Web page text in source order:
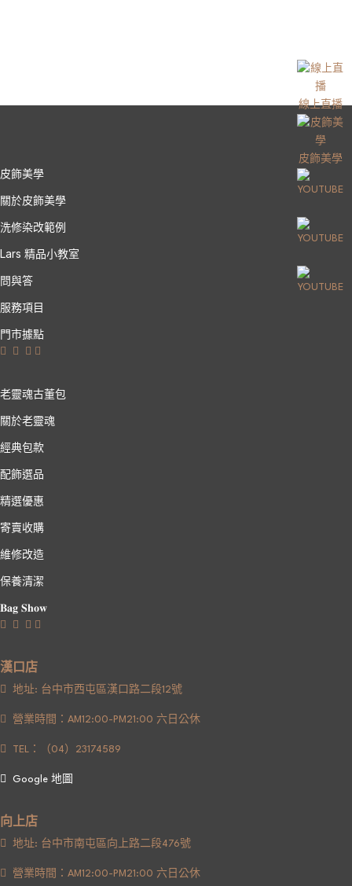
皮飾美學
關於皮飾美學
洗修染改範例
Lars 精品小教室
問與答
服務項目
門市據點
老靈魂古董包
關於老靈魂
經典包款
配飾選品
精選優惠
寄賣收購
維修改造
保養清潔
𝐁𝐚𝐠 𝐒𝐡𝐨𝐰
漢口店
地址: 台中市西屯區漢口路二段12號
營業時間：AM12:00-PM21:00 六日公休
TEL：（04）23174589
Google 地圖
向上店
地址: 台中市南屯區向上路二段476號
營業時間：AM12:00-PM21:00 六日公休
線上直播
皮飾美學